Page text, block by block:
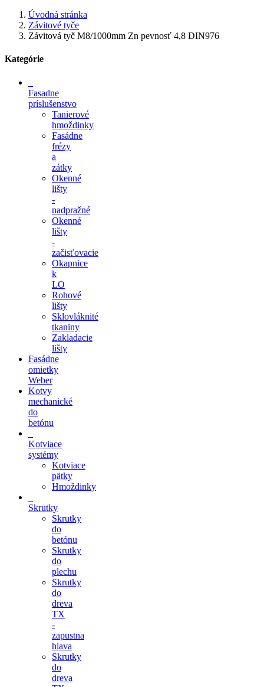
Úvodná stránka
Závitové tyče
Závitová tyč M8/1000mm Zn pevnosť 4,8 DIN976
Kategórie
Fasadne
príslušenstvo
Tanierové
hmoždinky
Fasádne
frézy
a
zátky
Okenné
lišty
-
nadpražné
Okenné
lišty
-
začisťovacie
Okapnice
k
LO
Rohové
lišty
Sklovláknité
tkaniny
Zakladacie
lišty
Fasádne
omietky
Weber
Kotvy
mechanické
do
betónu
Kotviace
systémy
Kotviace
pätky
Hmoždinky
Skrutky
Skrutky
do
betónu
Skrutky
do
plechu
Skrutky
do
dreva
TX
-
zapustna
hlava
Skrutky
do
dreva